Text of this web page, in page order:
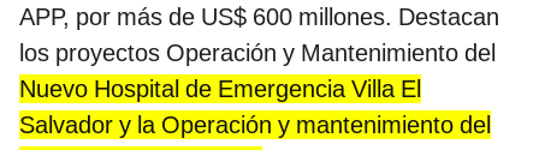
APP, por más de US$ 600 millones. Destacan
los proyectos Operación y Mantenimiento del
Nuevo Hospital de Emergencia Villa El
Salvador y la Operación y mantenimiento del